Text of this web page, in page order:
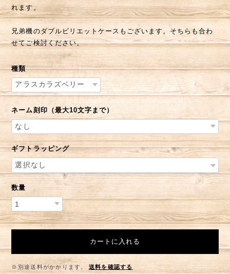
れます。
兄弟機のダブルビリエットケースもございます。そちらも合わ
せてご検討ください。
種類
ネーム刻印（最大10文字まで）
ギフトラッピング
数量
カートに入れる
※別途送料がかかります。
送料を確認する